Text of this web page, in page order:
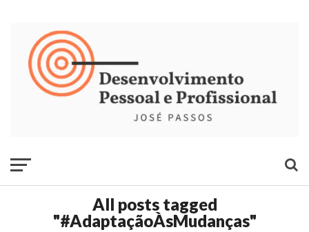
All posts tagged
"#AdaptaçãoÀsMudanças"